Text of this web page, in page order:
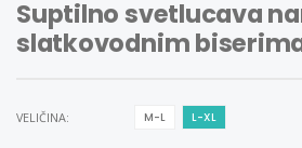
Suptilno svetlucava
slatkovodnim
VELIČINA: M-L L-XL